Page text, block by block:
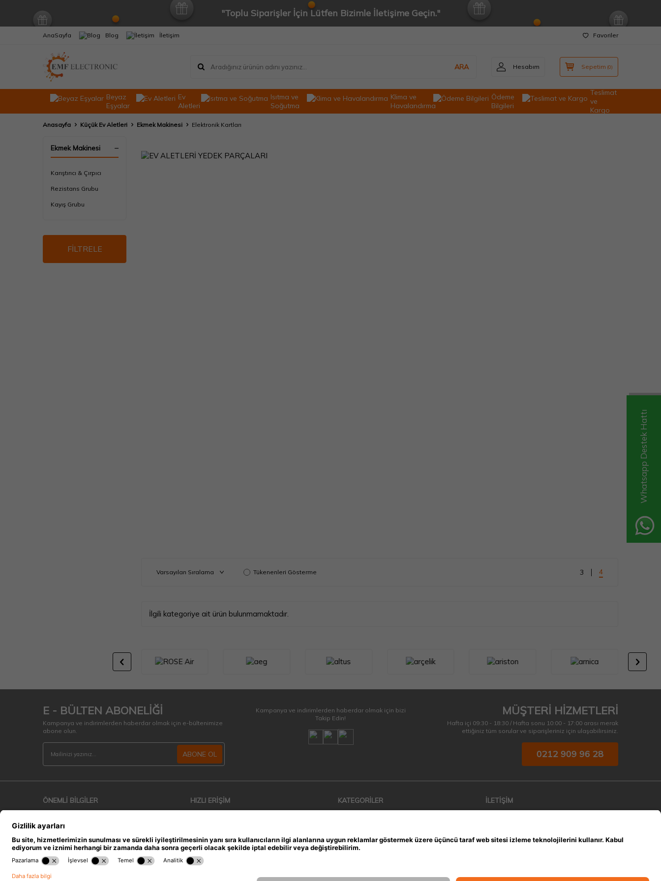
Whatsapp Destek Hattı
"Toplu Siparişler İçin Lütfen Bizimle İletişime Geçin."
AnaSayfa Blog İletişim Favoriler
ARA Hesabım Sepetim (0)
Beyaz
Eşyalar
Ev
Aletleri
Isıtma ve
Soğutma
Klima ve
Havalandırma
Ödeme
Bilgileri
Teslimat
ve
Kargo
Anasayfa Küçük Ev Aletleri Ekmek Makinesi Elektronik Kartları
Ekmek Makinesi
Karıştırıcı & Çırpıcı
Rezistans Grubu
Kayış Grubu
FİLTRELE
Tükenenleri Gösterme 3 4
İlgili kategoriye ait ürün bulunmamaktadır.
E - BÜLTEN ABONELİĞİ
Kampanya ve indirimlerden haberdar olmak için e-bültenimize
abone olun.
ABONE OL
Kampanya ve indirimlerden haberdar olmak için bizi
Takip Edin!
MÜŞTERİ HİZMETLERİ
Hafta içi 09:30 - 18:30 / Hafta sonu 10:00 - 17:00 arası merak
ettiğiniz tüm sorular ve siparişleriniz için ulaşabilirsiniz.
0212 909 96 28
ÖNEMLİ BİLGİLER
Üyelik Sözleşmesi
Satış Sözleşmesi
Garanti ve İade Koşulları
Gizlilik ve Güvenlik
HIZLI ERİŞİM
Müşteri Hizmetleri
Sepetim
KATEGORİLER
Kurutma Makinesi
Buzdolabı & Derin Dondurucu
İLETİŞİM
info@emfelectronicmarket.com